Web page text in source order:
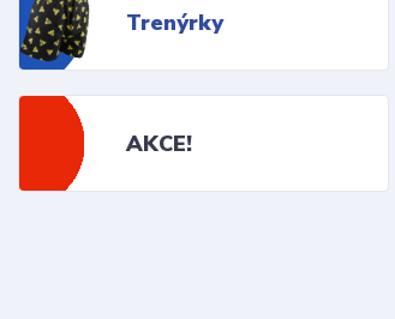
Trenýrky
AKCE!